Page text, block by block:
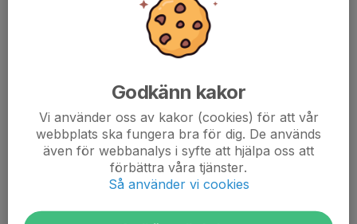
terminens gradering
DEADLINE för anmälan: 03 juni kl 22.0
Det kommer inte att gå att anmäla sig efter deadline, men det
kommer att gå att gradera sig - dock med stor risk att inte få ett
bälte den dagen....
Läs mer
Kom och träna med Ylva och Sander
Godkänn kakor
Vi använder oss av kakor (cookies) för att vår
webbplats ska fungera bra för dig. De används
även för webbanalys i syfte att hjälpa oss att
förbättra våra tjänster.
Så använder vi cookies